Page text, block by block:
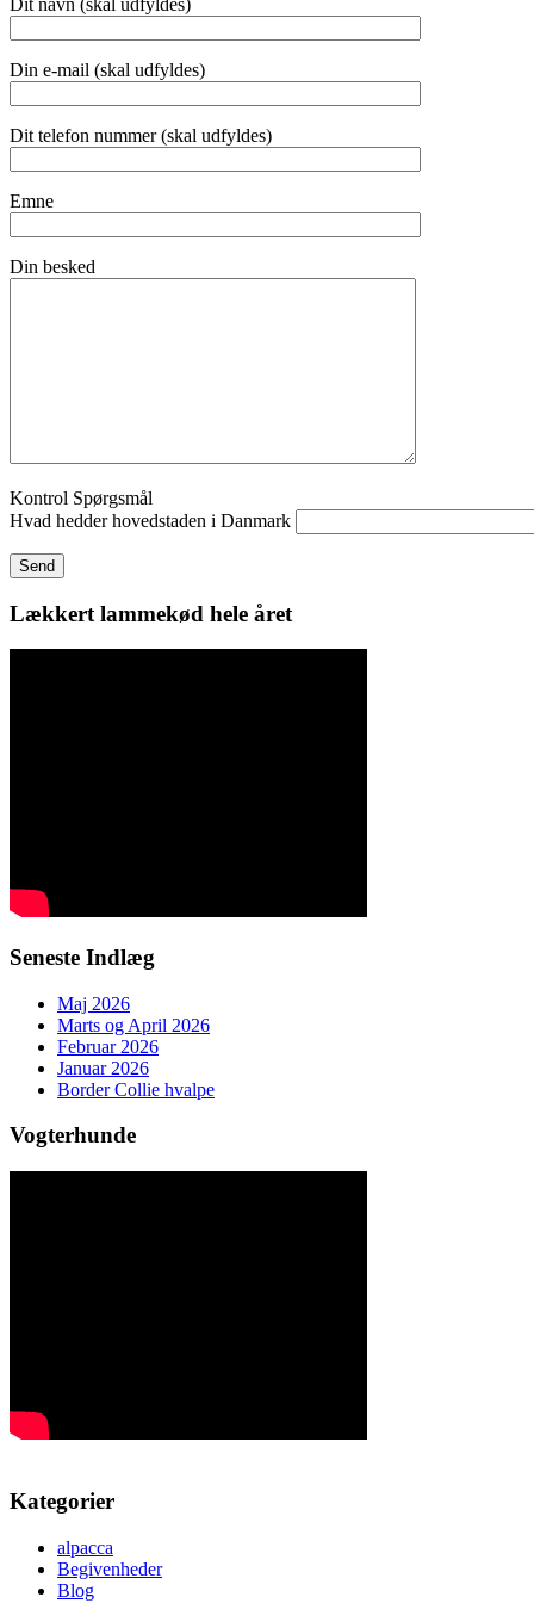
Din e-mail (skal udfyldes)
Dit telefon nummer (skal udfyldes)
Emne
Din besked
Kontrol Spørgsmål
Hvad hedder hovedstaden i Danmark
Lækkert lammekød hele året
Seneste Indlæg
Maj 2026
Marts og April 2026
Februar 2026
Januar 2026
Border Collie hvalpe
Vogterhunde
Kategorier
alpacca
Begivenheder
Blog